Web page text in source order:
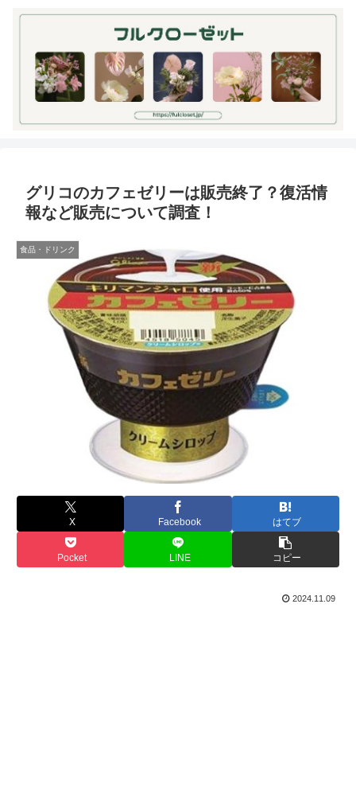
グリコのカフェゼリーは販売終了？復活情
報など販売について調査！
食品・ドリンク
X Facebook はてブ
Pocket LINE コピー
2024.11.09